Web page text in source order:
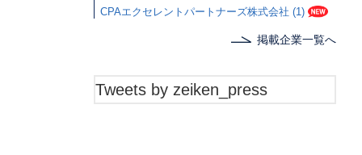
CPAエクセレントパートナーズ株式会社 (1)
掲載企業一覧へ
Tweets by zeiken_press